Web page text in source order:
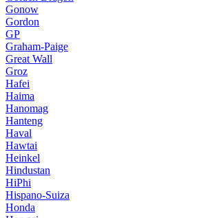
Gonow
Gordon
GP
Graham-Paige
Great Wall
Groz
Hafei
Haima
Hanomag
Hanteng
Haval
Hawtai
Heinkel
Hindustan
HiPhi
Hispano-Suiza
Honda